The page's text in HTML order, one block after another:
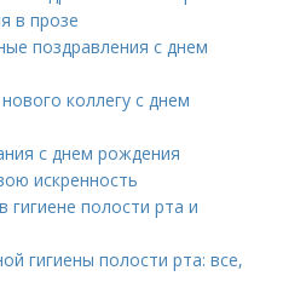
в прозе
поздравления с днем
коллегу с днем
с днем рождения
искренность
полости рта и
гигиены полости рта: все,